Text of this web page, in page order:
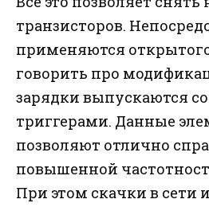
транзисторов.
применяются
говорить про
зарядки выпускаются
триггерами. Данные
позволяют отлично
повышенной
При этом скачки в сети